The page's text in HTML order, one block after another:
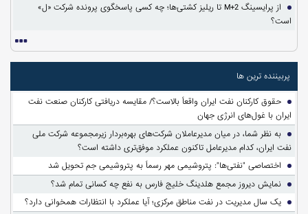
از پرایسینگ M+2 تا ریلیز کشتی‌ها؛ چه کسی پاسخگوی پرونده شرکت «ل»
است؟
پربیننده ترین ها
حقوق کارکنان نفت ایران واقعاً بالاست؟/ مقایسه دریافتی کارکنان صنعت نفت
ایران با غول‌های انرژی جهان
به نظر شما، در میان مدیرعاملان شرکت‌های بهره‌بردار زیرمجموعه شرکت ملی
نفت ایران، کدام مدیرعامل تاکنون عملکرد موفق‌تری داشته است؟
اختصاصی "نفتی‌ها": پتروشیمی مهر رسماً به پتروشیمی جم تحویل شد
نمایش دیروز مجمع هلدینگ خلیج فارس به نفع چه کسانی تمام شد؟
یک سال مدیریت در نفت مناطق مرکزی؛ آیا عملکرد با انتظارات همخوانی دارد؟